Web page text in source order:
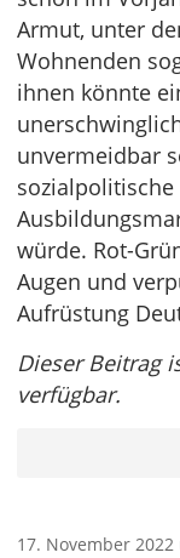
Armut, unter
Wohnenden
ihnen könnte
unvermeidbar
würde. Rot-
Augen und
Aufrüstung
Dieser Beitrag
verfügbar.
17. November 2022